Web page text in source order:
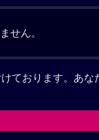
せん。
ております。あな